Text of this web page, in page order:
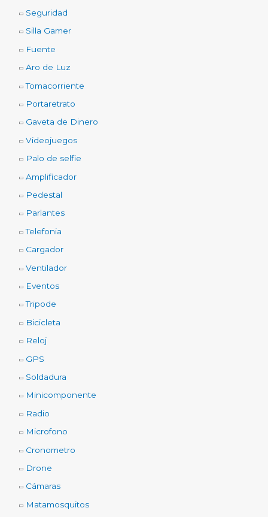
Seguridad
Silla Gamer
Fuente
Aro de Luz
Tomacorriente
Portaretrato
Gaveta de Dinero
Videojuegos
Palo de selfie
Amplificador
Pedestal
Parlantes
Telefonia
Cargador
Ventilador
Eventos
Tripode
Bicicleta
Reloj
GPS
Soldadura
Minicomponente
Radio
Microfono
Cronometro
Drone
Cámaras
Matamosquitos